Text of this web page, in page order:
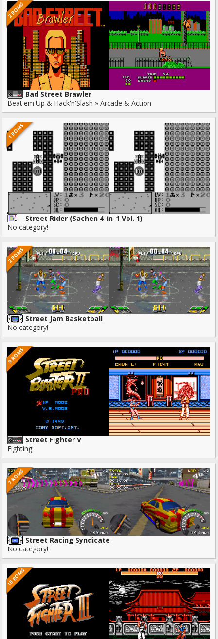
2 ROMS
Bad Street Brawler
Beat'em Up & Hack'n'Slash » Arcade & Action
1 ROMS
Street Rider (Sachen 4-in-1 Vol. 1)
No category!
2 ROMS
Street Jam Basketball
No category!
9 ROMS
Street Fighter V
Fighting
7 ROMS
Street Racing Syndicate
No category!
10 ROMS